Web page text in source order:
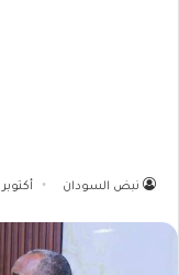
نبض السودان أكتوبر 5, 2025